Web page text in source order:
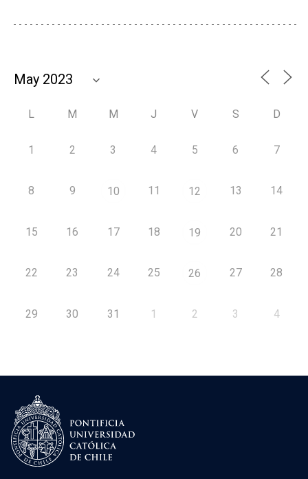
L M M J V S D
1 2 3 4 5 6 7
8 9 10 11 12 13 14
15 16 17 18 19 20 21
22 23 24 25 26 27 28
29 30 31 1 2 3 4